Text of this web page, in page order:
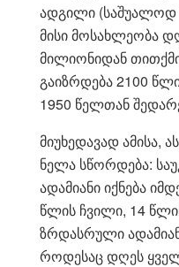
ადგილი (საშუალოდ
მისი მოსახლეობა
მილიონიდან
გაიზრდება 2100
1950 წელთან
მიუხედავად ამისა,
ნელა სწორდება:
ადამიანი იქნება
წლის ჩვილი, 14
ზრდასრული
როდესაც დღეს